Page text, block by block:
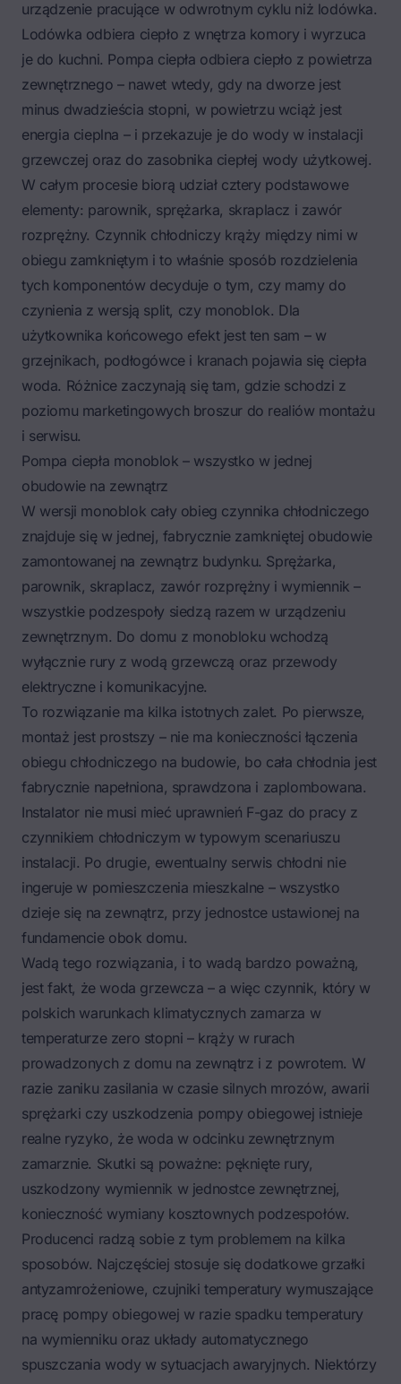
urządzenie pracujące w odwrotnym cyklu niż lodówka.
Lodówka odbiera ciepło z wnętrza komory i wyrzuca
je do kuchni. Pompa ciepła odbiera ciepło z powietrza
zewnętrznego – nawet wtedy, gdy na dworze jest
minus dwadzieścia stopni, w powietrzu wciąż jest
energia cieplna – i przekazuje je do wody w instalacji
grzewczej oraz do zasobnika ciepłej wody użytkowej.
W całym procesie biorą udział cztery podstawowe
elementy: parownik, sprężarka, skraplacz i zawór
rozprężny. Czynnik chłodniczy krąży między nimi w
obiegu zamkniętym i to właśnie sposób rozdzielenia
tych komponentów decyduje o tym, czy mamy do
czynienia z wersją split, czy monoblok. Dla
użytkownika końcowego efekt jest ten sam – w
grzejnikach, podłogówce i kranach pojawia się ciepła
woda. Różnice zaczynają się tam, gdzie schodzi z
poziomu marketingowych broszur do realiów montażu
i serwisu.
Pompa ciepła monoblok – wszystko w jednej
obudowie na zewnątrz
W wersji monoblok cały obieg czynnika chłodniczego
znajduje się w jednej, fabrycznie zamkniętej obudowie
zamontowanej na zewnątrz budynku. Sprężarka,
parownik, skraplacz, zawór rozprężny i wymiennik –
wszystkie podzespoły siedzą razem w urządzeniu
zewnętrznym. Do domu z monobloku wchodzą
wyłącznie rury z wodą grzewczą oraz przewody
elektryczne i komunikacyjne.
To rozwiązanie ma kilka istotnych zalet. Po pierwsze,
montaż jest prostszy – nie ma konieczności łączenia
obiegu chłodniczego na budowie, bo cała chłodnia jest
fabrycznie napełniona, sprawdzona i zaplombowana.
Instalator nie musi mieć uprawnień F-gaz do pracy z
czynnikiem chłodniczym w typowym scenariuszu
instalacji. Po drugie, ewentualny serwis chłodni nie
ingeruje w pomieszczenia mieszkalne – wszystko
dzieje się na zewnątrz, przy jednostce ustawionej na
fundamencie obok domu.
Wadą tego rozwiązania, i to wadą bardzo poważną,
jest fakt, że woda grzewcza – a więc czynnik, który w
polskich warunkach klimatycznych zamarza w
temperaturze zero stopni – krąży w rurach
prowadzonych z domu na zewnątrz i z powrotem. W
razie zaniku zasilania w czasie silnych mrozów, awarii
sprężarki czy uszkodzenia pompy obiegowej istnieje
realne ryzyko, że woda w odcinku zewnętrznym
zamarznie. Skutki są poważne: pęknięte rury,
uszkodzony wymiennik w jednostce zewnętrznej,
konieczność wymiany kosztownych podzespołów.
Producenci radzą sobie z tym problemem na kilka
sposobów. Najczęściej stosuje się dodatkowe grzałki
antyzamrożeniowe, czujniki temperatury wymuszające
pracę pompy obiegowej w razie spadku temperatury
na wymienniku oraz układy automatycznego
spuszczania wody w sytuacjach awaryjnych. Niektórzy